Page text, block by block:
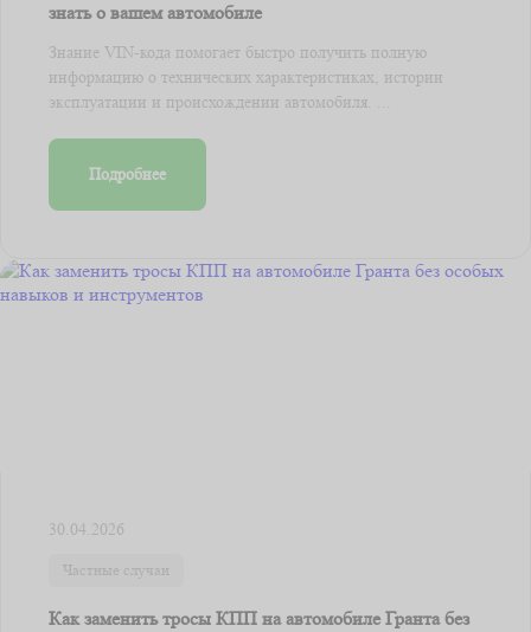
знать о вашем автомобиле
Знание VIN-кода помогает быстро получить полную
информацию о технических характеристиках, истории
эксплуатации и происхождении автомобиля. ...
Подробнее
30.04.2026
Частные случаи
Как заменить тросы КПП на автомобиле Гранта без